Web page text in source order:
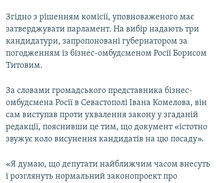
Усі сайти RFE/RL
Згідно з рішенням комісії, уповноваженого має
затверджувати парламент. На вибір надають три
кандидатури, запропоновані губернатором за
погодженням із бізнес-омбудсменом Росії Борисом
Титовим.
За словами громадського представника бізнес-
омбудсмена Росії в Севастополі Івана Комелова, він
сам виступав проти ухвалення закону у згаданій
редакції, пояснивши це тим, що документ «істотно
звужує коло висунення кандидатів на цю посаду».
«Я думаю, що депутати найближчим часом внесуть
і розглянуть нормальний законопроект про